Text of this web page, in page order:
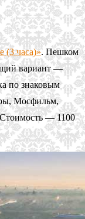
(3 часа)». Пешком
вариант —
по знаковым
Мосфильм,
— 1100